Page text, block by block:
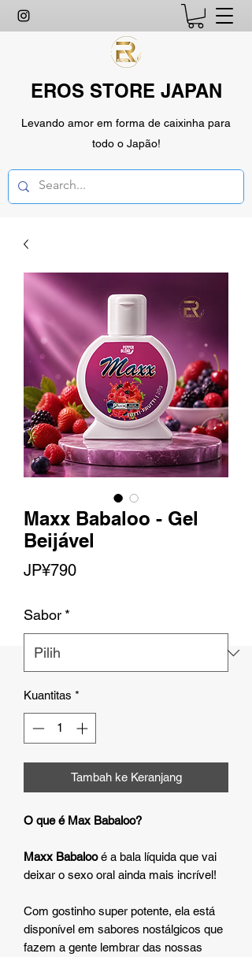
EROS STORE JAPAN
Levando amor em forma de caixinha para
todo o Japão!
Maxx Babaloo - Gel
Beijável
JP¥790Harga
Sabor *
Kuantitas *
Tambah ke Keranjang
O que é Max Babaloo?
Maxx Babalooé a bala líquida que vai
deixar o sexo oral ainda mais incrível!
Com gostinho super potente, ela está
disponível em sabores nostálgicos que
fazem a gente lembrar das nossas